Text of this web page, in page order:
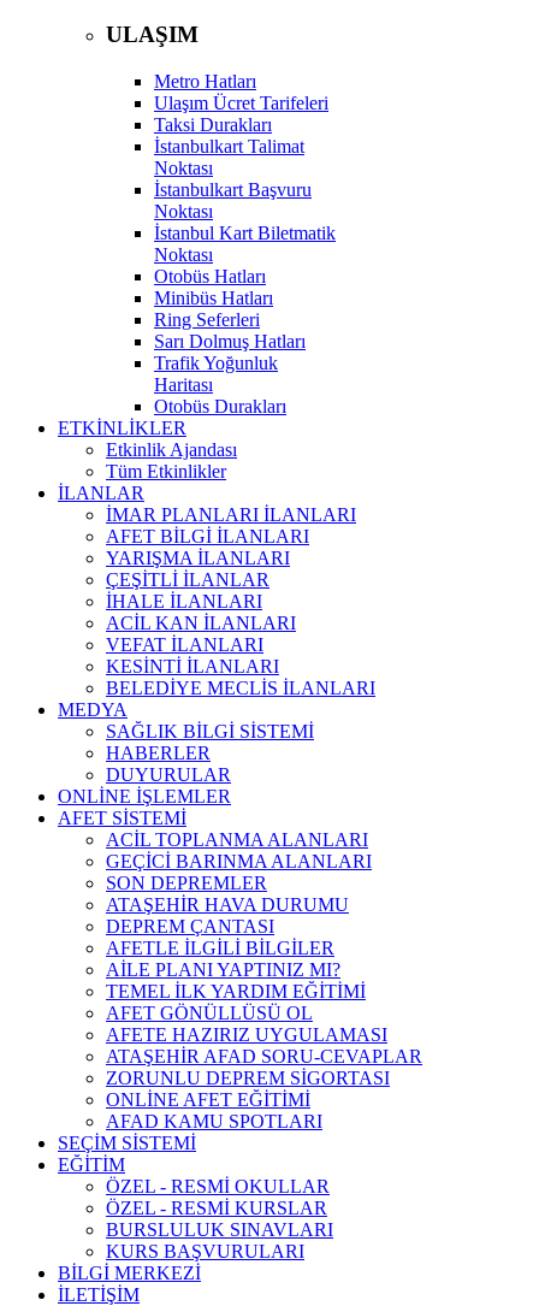
ULAŞIM
Metro Hatları
Ulaşım Ücret Tarifeleri
Taksi Durakları
İstanbulkart Talimat
Noktası
İstanbulkart Başvuru
Noktası
İstanbul Kart Biletmatik
Noktası
Otobüs Hatları
Minibüs Hatları
Ring Seferleri
Sarı Dolmuş Hatları
Trafik Yoğunluk
Haritası
Otobüs Durakları
ETKİNLİKLER
Etkinlik Ajandası
Tüm Etkinlikler
İLANLAR
İMAR PLANLARI İLANLARI
AFET BİLGİ İLANLARI
YARIŞMA İLANLARI
ÇEŞİTLİ İLANLAR
İHALE İLANLARI
ACİL KAN İLANLARI
VEFAT İLANLARI
KESİNTİ İLANLARI
BELEDİYE MECLİS İLANLARI
MEDYA
SAĞLIK BİLGİ SİSTEMİ
HABERLER
DUYURULAR
ONLİNE İŞLEMLER
AFET SİSTEMİ
ACİL TOPLANMA ALANLARI
GEÇİCİ BARINMA ALANLARI
SON DEPREMLER
ATAŞEHİR HAVA DURUMU
DEPREM ÇANTASI
AFETLE İLGİLİ BİLGİLER
AİLE PLANI YAPTINIZ MI?
TEMEL İLK YARDIM EĞİTİMİ
AFET GÖNÜLLÜSÜ OL
AFETE HAZIRIZ UYGULAMASI
ATAŞEHİR AFAD SORU-CEVAPLAR
ZORUNLU DEPREM SİGORTASI
ONLİNE AFET EĞİTİMİ
AFAD KAMU SPOTLARI
SEÇİM SİSTEMİ
EĞİTİM
ÖZEL - RESMİ OKULLAR
ÖZEL - RESMİ KURSLAR
BURSLULUK SINAVLARI
KURS BAŞVURULARI
BİLGİ MERKEZİ
İLETİŞİM